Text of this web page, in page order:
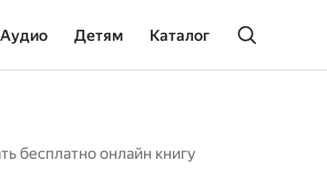
Аудио Детям Каталог
бесплатно онлайн книгу